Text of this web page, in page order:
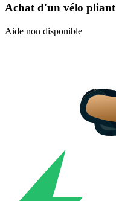
Achat d'un vélo pliant
Aide non disponible